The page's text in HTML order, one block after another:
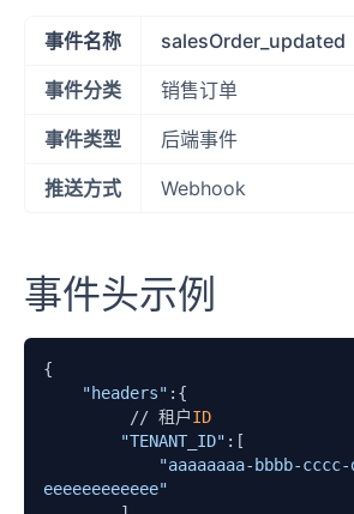
事件名称 salesOrder_updated
事件分类 销售订单
事件类型 后端事件
推送方式 Webhook
事件头示例
{
"headers" :{
         // 租户
ID
"TENANT_ID" :[
"aaaaaaaa-bbbb-cccc-
eeeeeeeeeeee"